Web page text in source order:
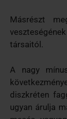
Másrészt
társaitól.
A nagy
diszkréten
ugyan árulja